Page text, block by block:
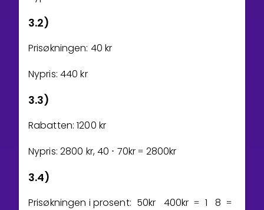
3.2)
Prisøkningen: 40 kr
Nypris: 440 kr
3.3)
Rabatten:1200 kr
Nypris: 2800 kr,40 ⋅ 70kr = 2800kr
3.4)
Prisøkningen i prosent: 50kr 400kr = 1 8 =